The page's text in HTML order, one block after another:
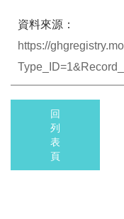
資料來源：
https://
回
列
表
頁